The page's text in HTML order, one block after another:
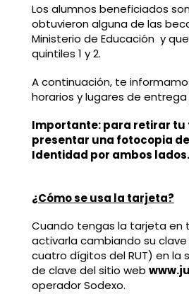
Los alumnos beneficiados
obtuvieron alguna de las
Ministerio de Educación y
quintiles 1 y 2.
A continuación, te
horarios y lugares de
Importante: para retirar tu
presentar una fotocopia
Identidad por ambos lados.
¿Cómo se usa la tarjeta?
Cuando tengas la tarjeta en
activarla cambiando su
cuatro dígitos del RUT) en la
de clave del sitio web
operador Sodexo.